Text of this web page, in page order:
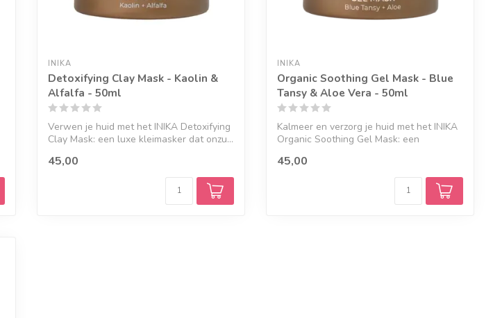
INIKA
Detoxifying Clay Mask - Kaolin &
Alfalfa - 50ml
Verwen je huid met het INIKA Detoxifying
Clay Mask: een luxe kleimasker dat onzu...
45,00
INIKA
Organic Soothing Gel Mask - Blue
Tansy & Aloe Vera - 50ml
Kalmeer en verzorg je huid met het INIKA
Organic Soothing Gel Mask: een
45,00